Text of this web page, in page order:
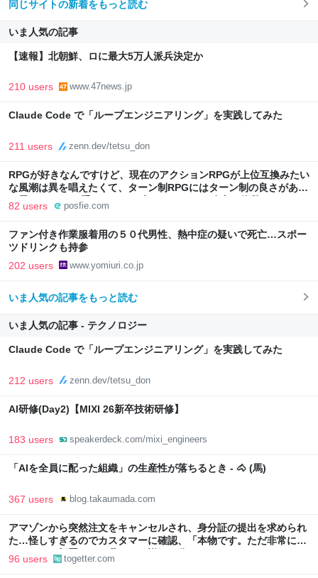
同じサイトの新着をもっと読む
いま人気の記事
【速報】北朝鮮、ロに最大5万人派兵決定か
210 users www.47news.jp
Claude Code で「ループエンジニアリング」を実践してみた
211 users zenn.dev/tetsu_don
RPGが好きなんですけど、現在のアクションRPGが上位互換みたい
な風潮は異を唱えたくて、ターン制RPGにはターン制の良さがある
と思ってます 一手をじっくり考えられたり、途中で休憩したりでき
るのがターン制の良さじゃないですか もっとターン制を煮詰めて欲
しい→「既出だと思うがここはオクトパストラベラーを推したい
(´・ω・｀)」
82 users posfie.com
ファン付き作業服着用の５０代男性、熱中症の疑いで死亡…スポー
ツドリンクも持参
202 users www.yomiuri.co.jp
いま人気の記事をもっと読む
いま人気の記事 - テクノロジー
Claude Code で「ループエンジニアリング」を実践してみた
212 users zenn.dev/tetsu_don
AI研修(Day2)【MIXI 26新卒技術研修】
183 users speakerdeck.com/mixi_engineers
「AIを全員に配った組織」の生産性が落ちるとき - 🐴 (馬)
367 users blog.takaumada.com
アマゾンから突然注文をキャンセルされ、身分証の提出を求められ
た…怪しすぎるのでカスタマーに確認、「本物です。ただ非常に高
いレベルの部署なので我々にも詳細は分かりません」とのこと
96 users togetter.com